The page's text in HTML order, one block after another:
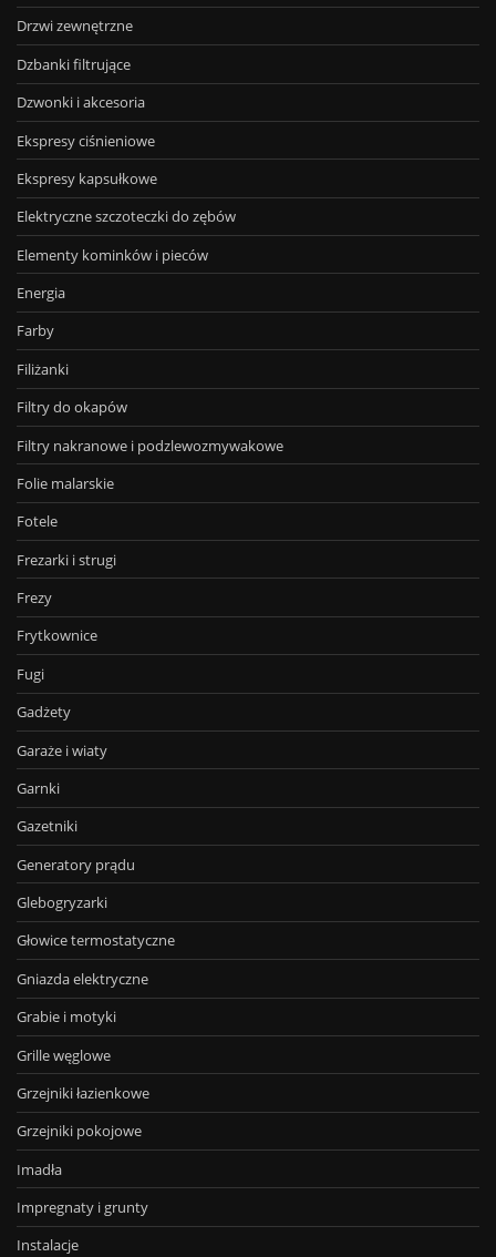
Drzwi zewnętrzne
Dzbanki filtrujące
Dzwonki i akcesoria
Ekspresy ciśnieniowe
Ekspresy kapsułkowe
Elektryczne szczoteczki do zębów
Elementy kominków i pieców
Energia
Farby
Filiżanki
Filtry do okapów
Filtry nakranowe i podzlewozmywakowe
Folie malarskie
Fotele
Frezarki i strugi
Frezy
Frytkownice
Fugi
Gadżety
Garaże i wiaty
Garnki
Gazetniki
Generatory prądu
Glebogryzarki
Głowice termostatyczne
Gniazda elektryczne
Grabie i motyki
Grille węglowe
Grzejniki łazienkowe
Grzejniki pokojowe
Imadła
Impregnaty i grunty
Instalacje